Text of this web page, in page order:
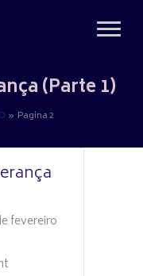
(Parte 1)
Pagina 2
fevereiro